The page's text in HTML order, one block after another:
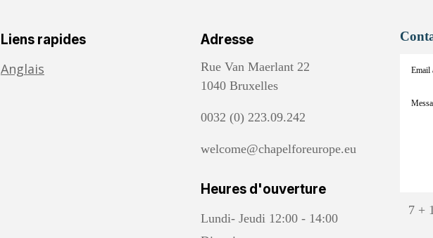
Liens rapides
Anglais
Adresse
Rue Van Maerlant 22
1040 Bruxelles
0032 (0) 223.09.242
welcome@chapelforeurope.eu
Heures d'ouverture
Lundi- Jeudi 12:00 - 14:00
7 +